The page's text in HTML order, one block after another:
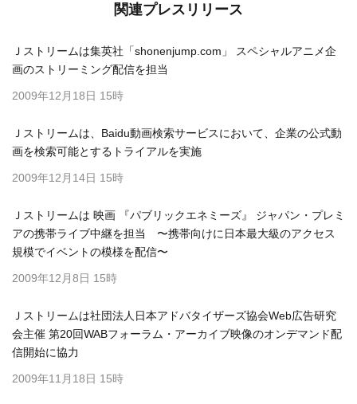
関連プレスリリース
Ｊストリームは集英社「shonenjump.com」 スペシャルアニメ企
画のストリーミング配信を担当
2009年12月18日 15時
Ｊストリームは、Baidu動画検索サービスにおいて、企業の公式動
画を検索可能とするトライアルを実施
2009年12月14日 15時
Ｊストリームは 映画 『パブリックエネミーズ』 ジャパン・プレミ
アの携帯ライブ中継を担当 〜携帯向けに日本最大級のアクセス
規模でイベントの模様を配信〜
2009年12月8日 15時
Ｊストリームは社団法人日本アドバタイザーズ協会Web広告研究
会主催 第20回WABフォーラム・アーカイブ映像のオンデマンド配
信開始に協力
2009年11月18日 15時